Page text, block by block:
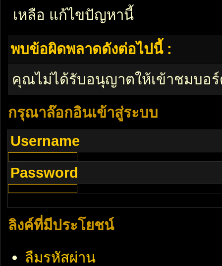
เหลือ แก้ไขปัญหานี้
พบข้อผิดพลาดดังต่อไปนี้ :
คุณไม่ได้รับอนุญาตให้เข้าชมบอ
กรุณาล๊อกอินเข้าสู่ระบบ
Username
Password
ลิงค์ที่มีประโยชน์
ลืมรหัสผ่าน